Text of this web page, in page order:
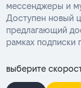
мессенджеры и
Доступен новый
предлагающий
рамках подписки
выберите